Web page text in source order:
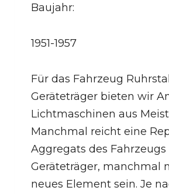
Baujahr:
1951-1957
Für das Fahrzeug
Geräteträger bieten wir
Lichtmaschinen aus
Manchmal reicht eine
Aggregats des
Geräteträger, manchmal
neues Element sein. Je